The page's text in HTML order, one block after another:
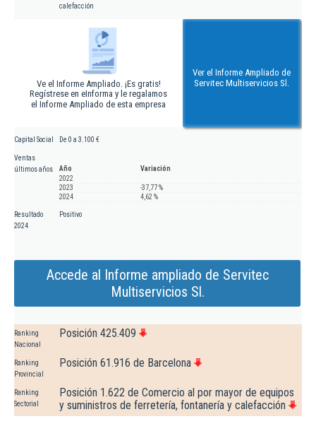
calefacción
Ve el Informe Ampliado. ¡Es gratis!
Regístrese en eInforma y le regalamos
el Informe Ampliado de esta empresa
Ver el Informe Ampliado de
Servitec Multiservicios Sl.
Capital Social De 0 a 3.100 €
Ventas
últimos años
Año
Variación
2022
2023
-37,77 %
2024
4,62 %
Resultado
2024
Positivo
Accede al Informe ampliado de Servitec
Multiservicios Sl.
Ranking
Nacional
Posición 425.409
Ranking
Provincial
Posición 61.916 de Barcelona
Ranking
Sectorial
Posición 1.622 de Comercio al por mayor de equipos
y suministros de ferretería, fontanería y calefacción